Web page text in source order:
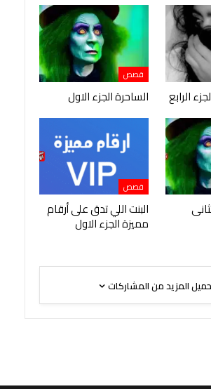
الرابع
قصص
الساحرة الجزء الاول
قصص
البنت اللي تدق على أرقام
مميزة الجزء الاول
المزيد من المشاركات